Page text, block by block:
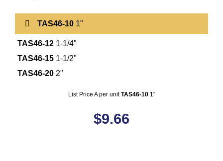
TAS46-10 1"
TAS46-12 1-1/4"
TAS46-15 1-1/2"
TAS46-20 2"
List Price A per unitTAS46-101"
$9.66